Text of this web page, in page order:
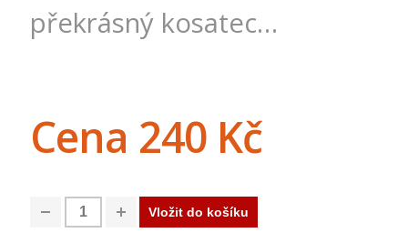
překrásný kosatec…
Cena 240 Kč